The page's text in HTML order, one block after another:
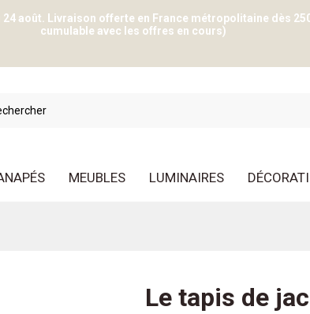
août. Livraison offerte en France métropolitaine dès
cumulable avec les offres en cours)
MEUBLES LUMINAIRES
Le tapis de